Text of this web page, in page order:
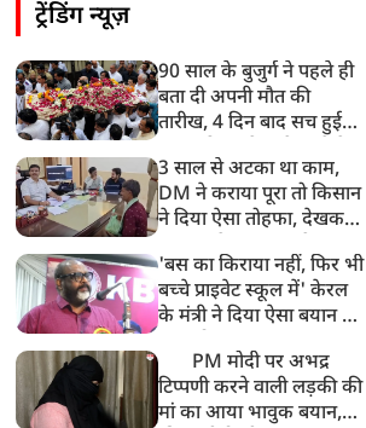
ट्रेंडिंग न्यूज़
90 साल के बुजुर्ग ने पहले ही
बता दी अपनी मौत की
तारीख, 4 दिन बाद सच हुई
साथ निकाली अंतिम यात्रा
3 साल से अटका था काम,
DM ने कराया पूरा तो किसान
ने दिया ऐसा तोहफा, देखकर
अनमोल कुछ नहीं
'बस का किराया नहीं, फिर भी
बच्चे प्राइवेट स्कूल में' केरल
के मंत्री ने दिया ऐसा बयान की
PM मोदी पर अभद्र
टिप्पणी करने वाली लड़की की
मां का आया भावुक बयान,